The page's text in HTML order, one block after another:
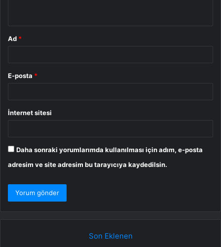
Ad *
E-posta *
İnternet sitesi
Daha sonraki yorumlarımda kullanılması için adım, e-posta
adresim ve site adresim bu tarayıcıya kaydedilsin.
Son Eklenen